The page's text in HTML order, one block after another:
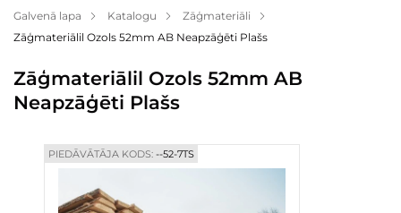
Apmaksa
Blogs
Galvenā lapa Katalogu
Zāģmateriāli
Zāģmateriālil Ozols 52mm AB Neapzāģēti Plašs
Zāģmateriālil Ozols 52mm AB
Neapzāģēti Plašs
PIEDĀVĀTĀJA KODS:--52-7TS